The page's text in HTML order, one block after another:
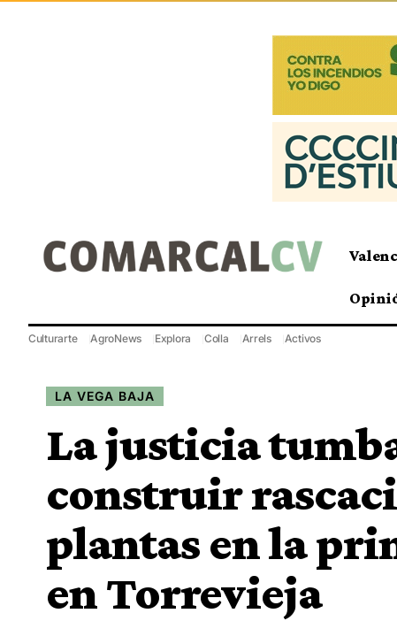
Culturarte AgroNews Explora Colla Arrels Activos
LA VEGA BAJA
La justicia
construir
plantas en la
en Torrevieja